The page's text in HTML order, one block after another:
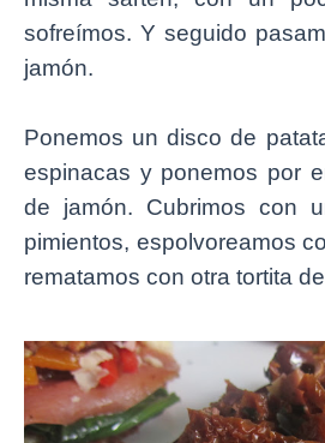
sofreímos. Y seguido
jamón.
Ponemos un disco de
espinacas y ponemos por
de jamón. Cubrimos con
pimientos, espolvoreamos
rematamos con otra tortita